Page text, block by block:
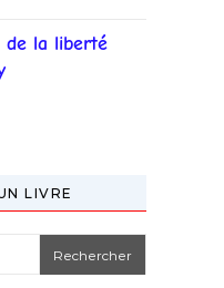
de la liberté
LIVRE